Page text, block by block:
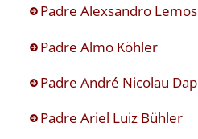
Padre Alexsandro Lemos
Padre Almo Köhler
Padre André Nicolau
Padre Ariel Luiz Bühler